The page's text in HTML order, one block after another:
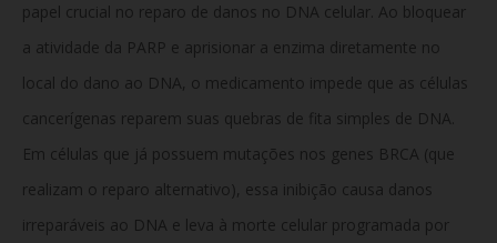
papel crucial no reparo de danos no DNA celular. Ao bloquear
a atividade da PARP e aprisionar a enzima diretamente no
local do dano ao DNA, o medicamento impede que as células
cancerígenas reparem suas quebras de fita simples de DNA.
Em células que já possuem mutações nos genes BRCA (que
realizam o reparo alternativo), essa inibição causa danos
irreparáveis ao DNA e leva à morte celular programada por